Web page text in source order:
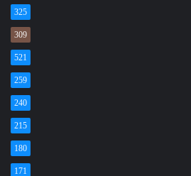
325
309
521
259
240
215
180
171